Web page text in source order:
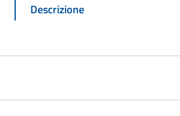
Descrizione